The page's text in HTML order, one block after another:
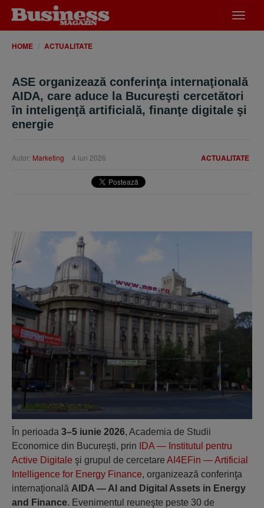
meniu
HOME ACTUALITATE
ASE organizează conferinţa internaţională
AIDA, care aduce la Bucureşti cercetători
în inteligenţă artificială, finanţe digitale şi
energie
ACTUALITATE
Autor: Marketing 4 iun 2026
În perioada 3–5 iunie 2026, Academia de Studii
Economice din Bucureşti, prin
IDA — Institutul pentru
Active Digitale şi grupul de cercetare AI4EFin — Artificial
Intelligence for Energy Finance, organizează conferinţa
internaţională AIDA — AI and Digital Assets in Energy
and Finance. Evenimentul reuneşte peste 30 de